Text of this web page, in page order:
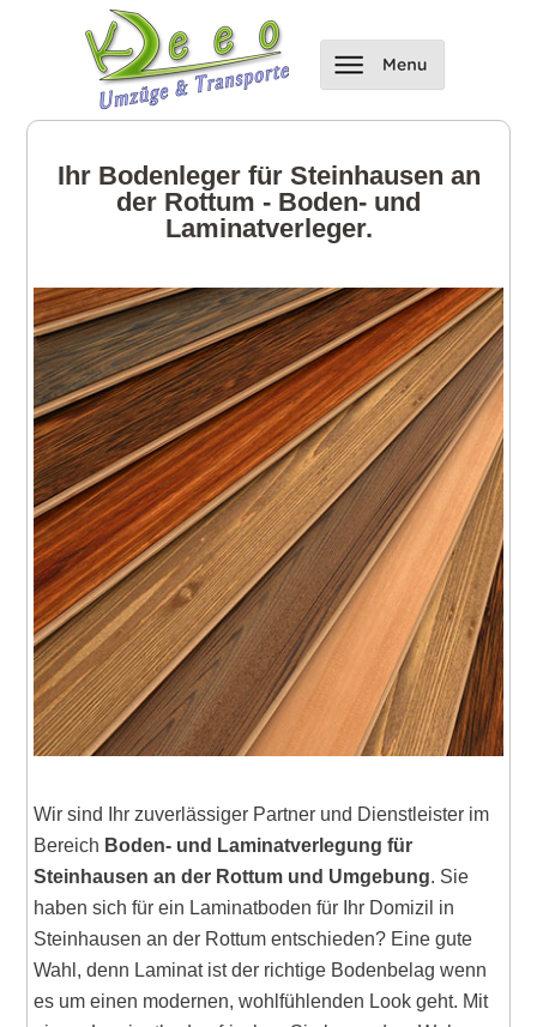
Ihr Bodenleger für Steinhausen an
der Rottum - Boden- und
Laminatverleger.
Wir sind Ihr zuverlässiger Partner und Dienstleister im
Bereich Boden- und Laminatverlegung für
Steinhausen an der Rottum und Umgebung. Sie
haben sich für ein Laminatboden für Ihr Domizil in
Steinhausen an der Rottum entschieden? Eine gute
Wahl, denn Laminat ist der richtige Bodenbelag wenn
es um einen modernen, wohlfühlenden Look geht. Mit